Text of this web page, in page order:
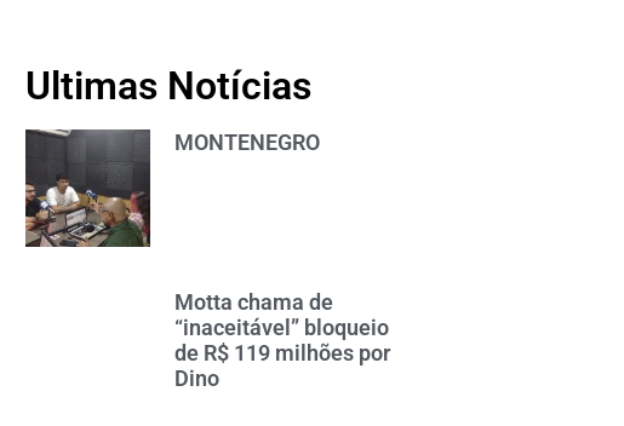
Ultimas Notícias
MONTENEGRO
Motta chama de
“inaceitável” bloqueio
de R$ 119 milhões por
Dino